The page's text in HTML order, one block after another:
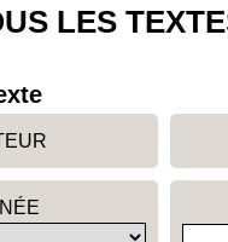
LES